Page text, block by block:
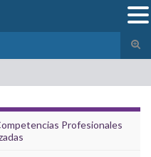
el
Profesionales